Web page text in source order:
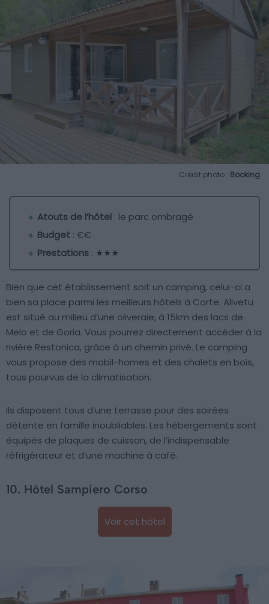
Crédit photo : Booking
Atouts de l’hôtel : le parc ombragé
Budget : €€
Prestations : ★★★
Bien que cet établissement soit un camping, celui-ci a
bien sa place parmi les meilleurs hôtels à Corte. Alivetu
est situé au milieu d’une oliveraie, à 15km des lacs de
Melo et de Goria. Vous pourrez directement accéder à la
rivière Restonica, grâce à un chemin privé. Le camping
vous propose des mobil-homes et des chalets en bois,
tous pourvus de la climatisation.
Ils disposent tous d’une terrasse pour des soirées
détente en famille inoubliables. Les hébergements sont
équipés de plaques de cuisson, de l’indispensable
réfrigérateur et d’une machine à café.
10. Hôtel Sampiero Corso
Voir cet hôtel